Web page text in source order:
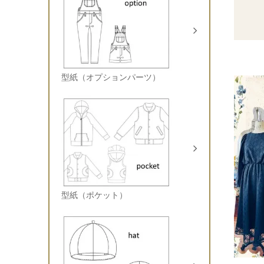
型紙（オプションパーツ）
型紙（ポケット）